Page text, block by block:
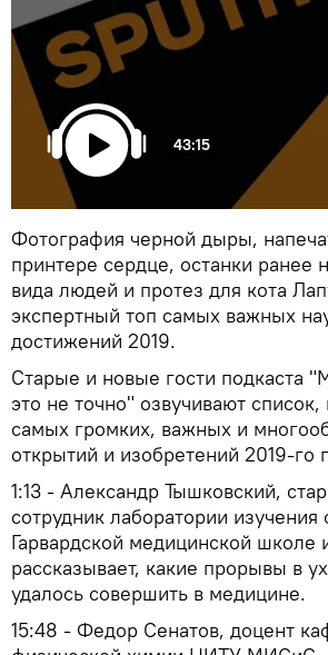
43:15
Фотография черной дыры,
принтере сердце, останки ранее
вида людей и протез для кота
экспертный топ самых важных
достижений 2019.
Старые и новые гости подкаста
это не точно" озвучивают
самых громких, важных и
открытий и изобретений 2019-го
1:13 - Александр Тышковский,
сотрудник лаборатории изучения
Гарвардской медицинской школе
рассказывает, какие прорывы в
удалось совершить в медицине.
15:48 - Федор Сенатов, доцент